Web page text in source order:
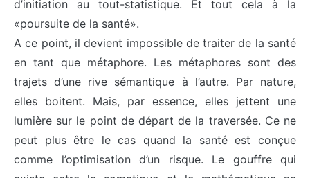
d’initiation au tout-statistique. Et tout cela à la
«poursuite de la santé».
A ce point, il devient impossible de traiter de la santé
en tant que métaphore. Les métaphores sont des
trajets d’une rive sémantique à l’autre. Par nature,
elles boitent. Mais, par essence, elles jettent une
lumière sur le point de départ de la traversée. Ce ne
peut plus être le cas quand la santé est conçue
comme l’optimisation d’un risque. Le gouffre qui